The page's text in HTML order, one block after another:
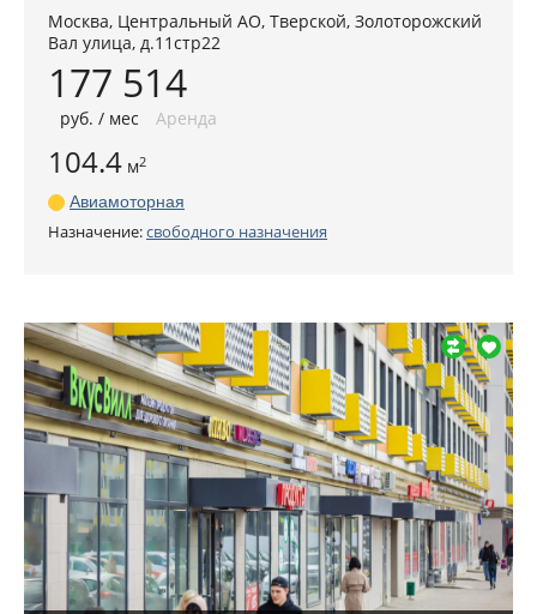
Москва, Центральный АО, Тверской, Золоторожский
Вал улица, д.11стр22
177 514
руб. / мес Аренда
104.4 м2
Авиамоторная
Назначение:свободного назначения